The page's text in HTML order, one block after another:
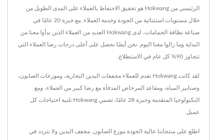
الرئيسي من Hokwang هو تحقيق الاحتفاظ بالعملاء على المدى الطويل من
خلال مستويات استثنائية من الجودة وخدمة العملاء. مع خبرة 20 عامًا في
صناعة نظافة الحمامات، لدى Hokwang العديد من العملاء الذين بدأوا معنا من
البداية وما زالوا معنا اليوم. نحن أيضًا نحصل على أعلى درجات رضا العملاء التي
تتجاوز 90% كل عام في الاستطلاع.
لقد كانت Hokwang تقدم للعملاء مجففات اليدين التجارية، وموزعات الصابون،
وصنابير المياه، ومقاعد المرحاض المدفأة مع رضا كبير من العملاء، ومع
التكنولوجيا المتقدمة وخبرة 28 عامًا، تضمن Hokwang تلبية احتياجات كل
عميل.
اطلع على منتجاتنا عالية الجودة موزع الصابون مجفف اليدين ولا تتردد في